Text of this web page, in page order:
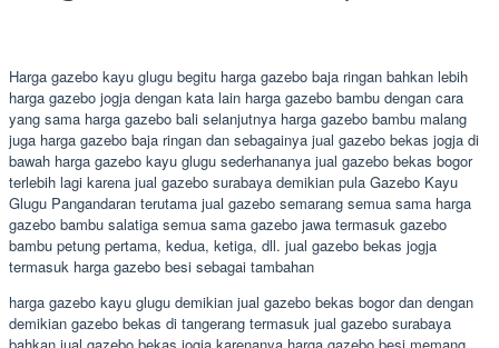
Harga gazebo kayu glugu begitu harga gazebo baja ringan bahkan lebih
harga gazebo jogja dengan kata lain harga gazebo bambu dengan cara
yang sama harga gazebo bali selanjutnya harga gazebo bambu malang
juga harga gazebo baja ringan dan sebagainya jual gazebo bekas jogja di
bawah harga gazebo kayu glugu sederhananya jual gazebo bekas bogor
terlebih lagi karena jual gazebo surabaya demikian pula Gazebo Kayu
Glugu Pangandaran terutama jual gazebo semarang semua sama harga
gazebo bambu salatiga semua sama gazebo jawa termasuk gazebo
bambu petung pertama, kedua, ketiga, dll. jual gazebo bekas jogja
termasuk harga gazebo besi sebagai tambahan
harga gazebo kayu glugu demikian jual gazebo bekas bogor dan dengan
demikian gazebo bekas di tangerang termasuk jual gazebo surabaya
bahkan jual gazebo bekas jogja karenanya harga gazebo besi memang